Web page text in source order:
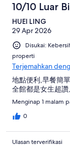
10/10 Luar
HUEI LING
29 Apr 2026
Disukai:
properti
Terjemahkan
地點便利,早餐簡
全館都是女生超
Menginap 1 malam
0
Ulasan terverifikasi